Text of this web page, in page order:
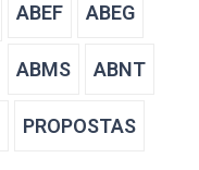
ABEF ABEG
ABMS ABNT
PROPOSTAS